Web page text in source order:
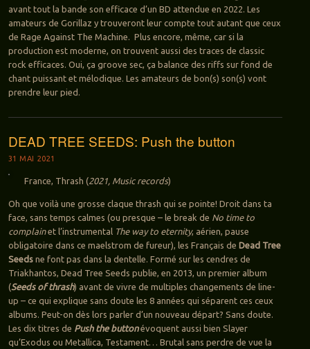
avant tout la bande son efficace d’un BD attendue en 2022. Les
amateurs de Gorillaz y trouveront leur compte tout autant que ceux
de Rage Against The Machine. Plus encore, même, car si la
production est moderne, on trouvent aussi des traces de classic
rock efficaces. Oui, ça groove sec, ça balance des riffs sur fond de
chant puissant et mélodique. Les amateurs de bon(s) son(s) vont
prendre leur pied.
DEAD TREE SEEDS: Push the button
31 MAI 2021
France, Thrash (2021, Music records)
Oh que voilà une grosse claque thrash qui se pointe! Droit dans ta
face, sans temps calmes (ou presque – le break de No time to
complainet l’instrumental The way to eternity, aérien, pause
obligatoire dans ce maelstrom de fureur), les Français de Dead Tree
Seedsne font pas dans la dentelle. Formé sur les cendres de
Triakhantos, Dead Tree Seeds publie, en 2013, un premier album
(Seeds of thrash) avant de vivre de multiples changements de line-
up – ce qui explique sans doute les 8 années qui séparent ces ceux
albums. Peut-on dès lors parler d’un nouveau départ? Sans doute.
Les dix titres de Push the buttonévoquent aussi bien Slayer
qu’Exodus ou Metallica, Testament… Brutal sans perdre de vue la